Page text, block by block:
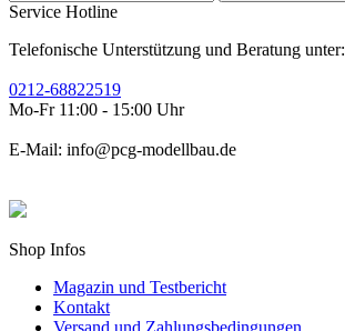
Service Hotline
Telefonische Unterstützung und Beratung unter:
0212-68822519
Mo-Fr 11:00 - 15:00 Uhr
E-Mail: info@pcg-modellbau.de
Shop Infos
Magazin und Testbericht
Kontakt
Versand und Zahlungsbedingungen